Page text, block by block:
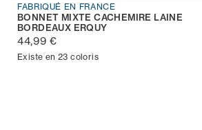
FABRIQUÉ EN FRANCE
BONNET MIXTE CACHEMIRE LAINE
BORDEAUX ERQUY
44,99 €
Existe en 23 coloris